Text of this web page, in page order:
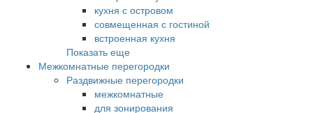
кухня с островом
совмещенная с гостиной
встроенная кухня
Показать еще
Межкомнатные перегородки
Раздвижные перегородки
межкомнатные
для зонирования